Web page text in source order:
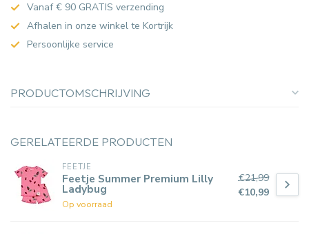
Vanaf € 90 GRATIS verzending
Afhalen in onze winkel te Kortrijk
Persoonlijke service
PRODUCTOMSCHRIJVING
GERELATEERDE PRODUCTEN
FEETJE
Feetje Summer Premium Lilly
Ladybug
Op voorraad
€21,99
€10,99